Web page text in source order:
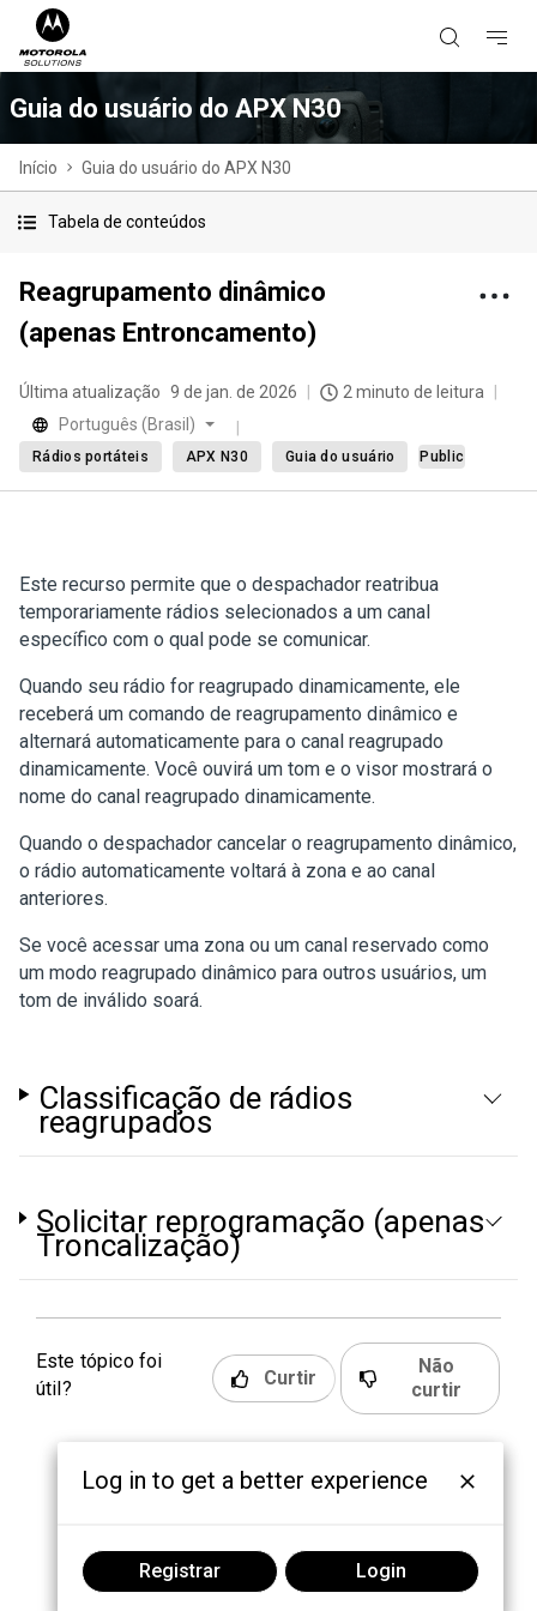
Guia do usuário do APX N30
Início Guia do usuário do APX N30
Tabela de conteúdos
Reagrupamento dinâmico
(apenas Entroncamento)
Última atualização 9 de jan. de 2026
2 minuto de leitura
Português (Brasil)
Rádios portáteis APX N30 Guia do usuário Public
Este recurso permite que o despachador reatribua
temporariamente rádios selecionados a um canal
específico com o qual pode se comunicar.
Quando seu rádio for reagrupado dinamicamente, ele
receberá um comando de reagrupamento dinâmico e
alternará automaticamente para o canal reagrupado
dinamicamente. Você ouvirá um tom e o visor mostrará o
nome do canal reagrupado dinamicamente.
Quando o despachador cancelar o reagrupamento dinâmico,
o rádio automaticamente voltará à zona e ao canal
anteriores.
Se você acessar uma zona ou um canal reservado como
um modo reagrupado dinâmico para outros usuários, um
tom de inválido soará.
Classificação de rádios
reagrupados
Solicitar reprogramação (apenas
Troncalização)
Este tópico foi
útil?
Curtir
Não
curtir
Log in to get a better experience
Registrar Login